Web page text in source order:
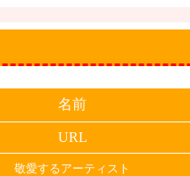
名前
URL
敬愛するアーティスト